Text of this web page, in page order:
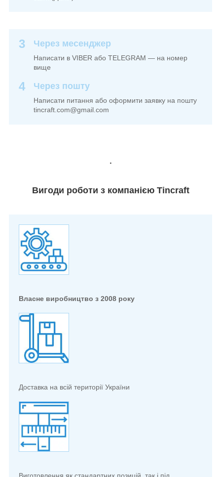
3 Через месенджер
Написати в VIBER або TELEGRAM — на номер
вище
4 Через пошту
Написати питання або оформити заявку на пошту
tincraft.com@gmail.com
.
Вигоди роботи з компанією Tincraft
Власне виробництво з 2008 року
Доставка на всій території України